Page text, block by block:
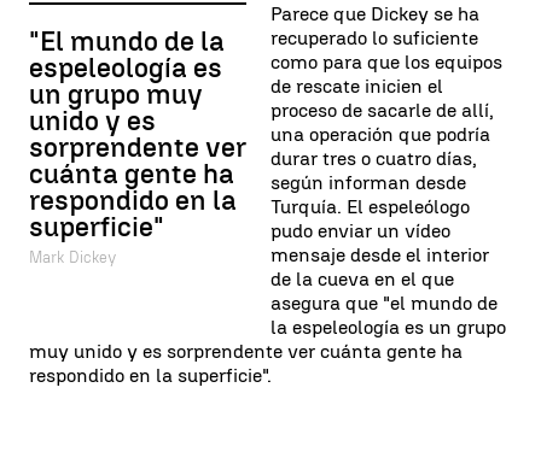
"El mundo de la
espeleología es
un grupo muy
unido y es
sorprendente ver
cuánta gente ha
respondido en la
superficie"
Mark Dickey
Parece que Dickey se ha
recuperado lo suficiente
como para que los equipos
de rescate inicien el
proceso de sacarle de allí,
una operación que podría
durar tres o cuatro días,
según informan desde
Turquía. El espeleólogo
pudo enviar un vídeo
mensaje desde el interior
de la cueva en el que
asegura que "el mundo de
la espeleología es un grupo
muy unido y es sorprendente ver cuánta gente ha
respondido en la superficie".